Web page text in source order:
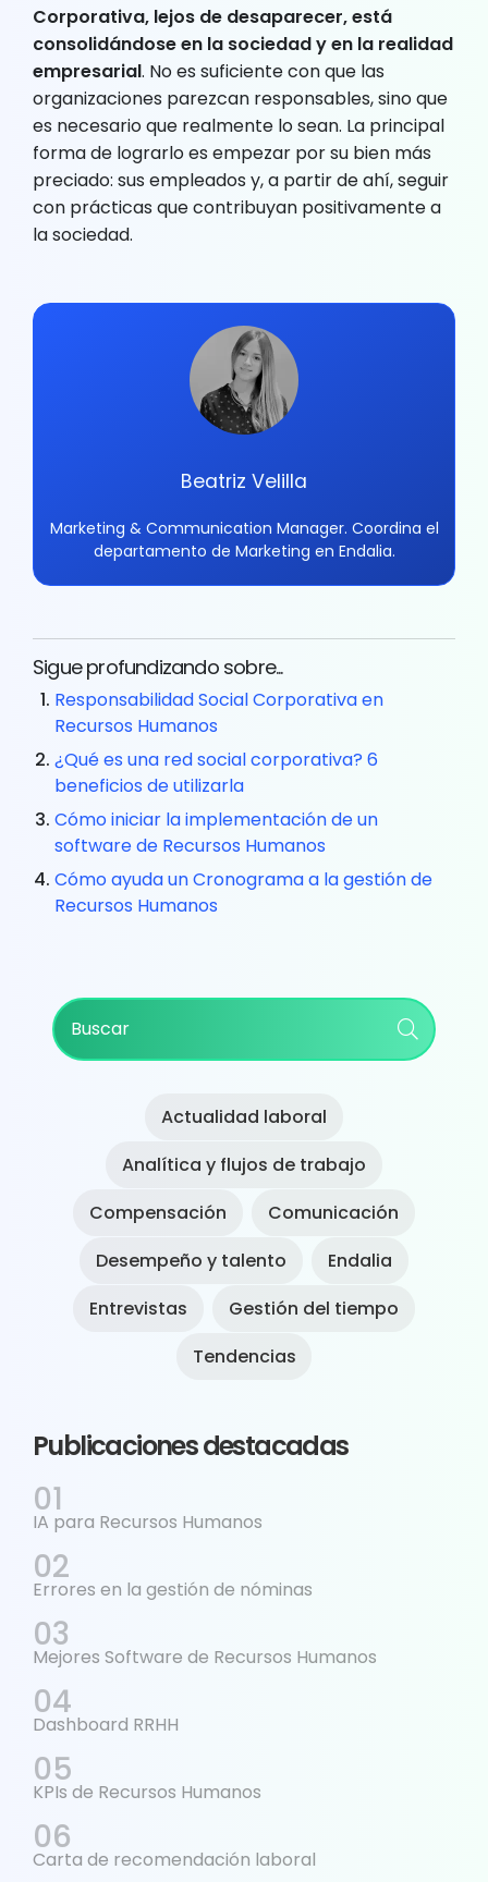
Corporativa, lejos de desaparecer, está
consolidándose en la sociedad y en la realidad
empresarial. No es suficiente con que las
organizaciones parezcan responsables, sino que
es necesario que realmente lo sean. La principal
forma de lograrlo es empezar por su bien más
preciado: sus empleados y, a partir de ahí, seguir
con prácticas que contribuyan positivamente a
la sociedad.
Beatriz Velilla
Marketing & Communication Manager. Coordina el
departamento de Marketing en Endalia.
Sigue profundizando sobre...
Responsabilidad Social Corporativa en
Recursos Humanos
¿Qué es una red social corporativa? 6
beneficios de utilizarla
Cómo iniciar la implementación de un
software de Recursos Humanos
Cómo ayuda un Cronograma a la gestión de
Recursos Humanos
Primary
Sidebar
Actualidad laboral
Analítica y flujos de trabajo
Compensación
Comunicación
Desempeño y talento
Endalia
Entrevistas
Gestión del tiempo
Tendencias
Publicaciones destacadas
IA para Recursos Humanos
Errores en la gestión de nóminas
Mejores Software de Recursos Humanos
Dashboard RRHH
KPIs de Recursos Humanos
Carta de recomendación laboral